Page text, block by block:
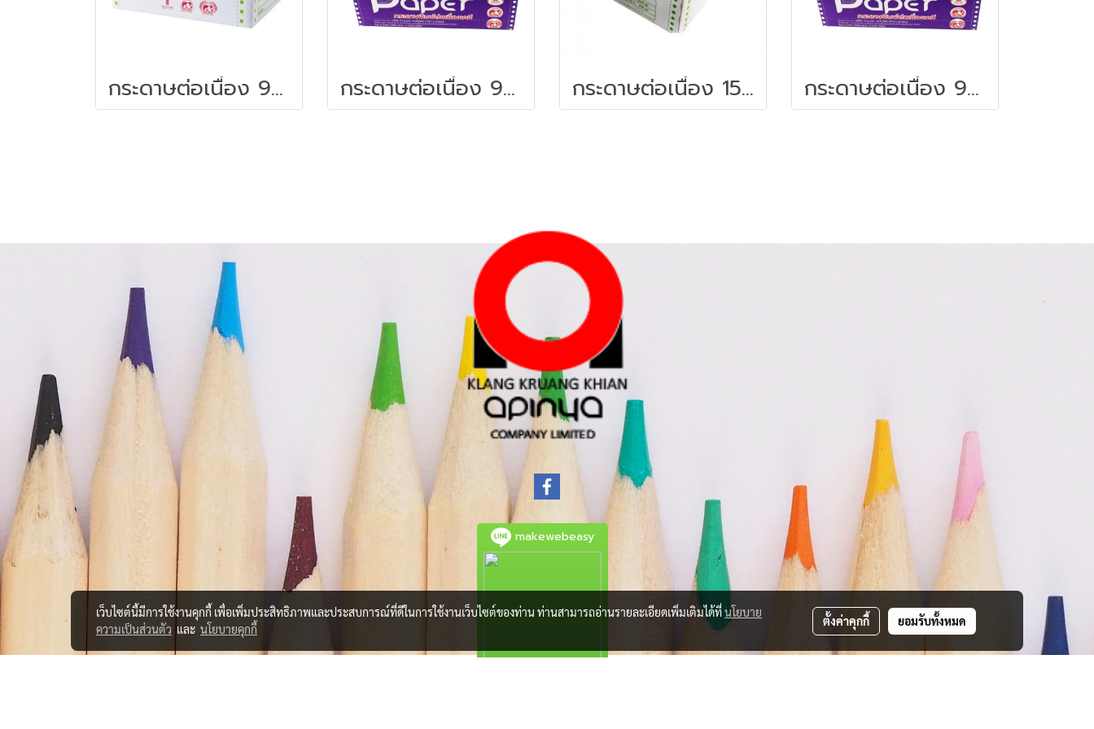
กระดาษต่อเนื่อง 9x5.5 2ชั้น/2000 กระดาษต่อเนื่อง 9x11 3ชั้น แบบเคมี กระดาษต่อเนื่อง 15x11 2ชั้น/1000 กระดาษต่อเนื่อง 9x5.5 3ชั้น แบบเคมี
makewebeasy
เว็บไซต์นี้มีการใช้งานคุกกี้ เพื่อเพิ่มประสิทธิภาพและประสบการณ์ที่ดีในการใช้งานเว็บไซต์ของท่าน ท่านสามารถอ่านรายละเอียดเพิ่มเติมได้ที่นโยบาย
ความเป็นส่วนตัว และ นโยบายคุกกี้
ตั้งค่าคุกกี้ ยอมรับทั้งหมด